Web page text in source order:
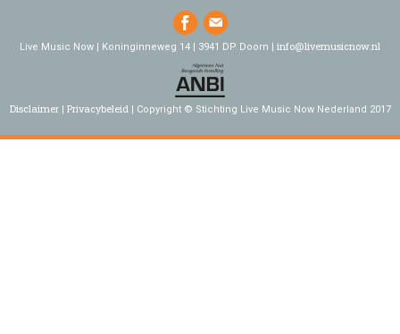
Live Music Now | Koninginneweg 14 | 3941 DP Doorn | info@livemusicnow.nl
Disclaimer Privacybeleid Copyright © Stichting Live Music Now Nederland 2017